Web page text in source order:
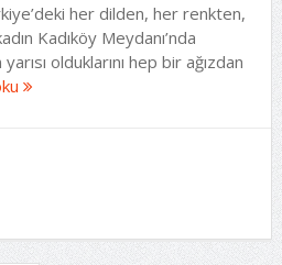
her dilden, her renkten,
Kadıköy Meydanı’nda
olduklarını hep bir ağızdan